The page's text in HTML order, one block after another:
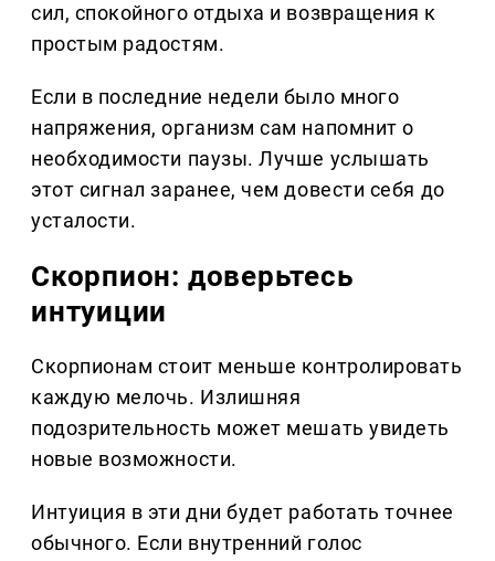
сил, спокойного отдыха и возвращения к
простым радостям.
Если в последние недели было много
напряжения, организм сам напомнит о
необходимости паузы. Лучше услышать
этот сигнал заранее, чем довести себя до
усталости.
Скорпион: доверьтесь
интуиции
Скорпионам стоит меньше контролировать
каждую мелочь. Излишняя
подозрительность может мешать увидеть
новые возможности.
Интуиция в эти дни будет работать точнее
обычного. Если внутренний голос